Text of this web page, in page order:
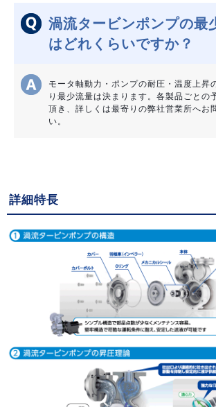
渦流タービンポンプの最
はどれくらいですか？
モータ軸動力・ポンプの耐圧・温度上昇
り最少流量は決まります。各製品ごとの
頂き、詳しくは最寄りの弊社営業所へお
い。
詳細特長